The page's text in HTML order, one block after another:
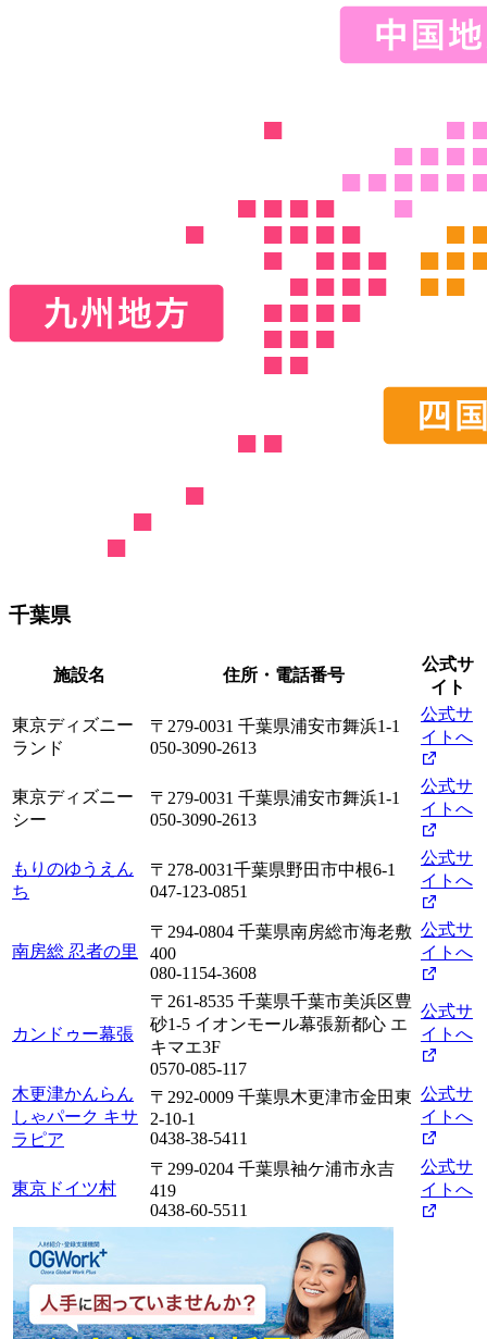
千葉県
施設名 住所・電話番号
公式サ
イト
東京ディズニー
ランド
〒279-0031 千葉県浦安市舞浜1-1
050-3090-2613
公式サ
イトへ
東京ディズニー
シー
〒279-0031 千葉県浦安市舞浜1-1
050-3090-2613
公式サ
イトへ
もりのゆうえん
ち
〒278-0031千葉県野田市中根6-1
047-123-0851
公式サ
イトへ
南房総 忍者の里
〒294-0804 千葉県南房総市海老敷
400
080-1154-3608
公式サ
イトへ
カンドゥー幕張
〒261-8535 千葉県千葉市美浜区豊
砂1-5 イオンモール幕張新都心 エ
キマエ3F
0570-085-117
公式サ
イトへ
木更津かんらん
しゃパーク キサ
ラピア
〒292-0009 千葉県木更津市金田東
2-10-1
0438-38-5411
公式サ
イトへ
東京ドイツ村
〒299-0204 千葉県袖ケ浦市永吉
419
0438-60-5511
公式サ
イトへ